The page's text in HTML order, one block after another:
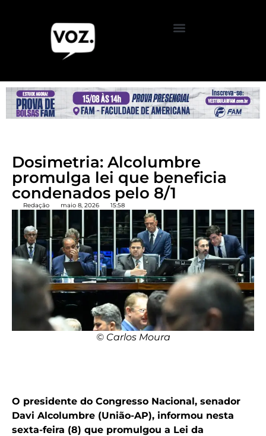
Dosimetria: Alcolumbre
promulga lei que beneficia
condenados pelo 8/1
Redação maio 8, 2026 15:58
© Carlos Moura
O presidente do Congresso Nacional, senador
Davi Alcolumbre (União-AP), informou nesta
sexta-feira (8) que promulgou a Lei da